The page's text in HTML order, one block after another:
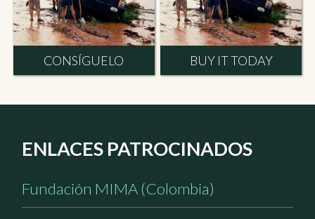
CONSÍGUELO BUY IT TODAY
ENLACES PATROCINADOS
Fundación MIMA (Colombia)